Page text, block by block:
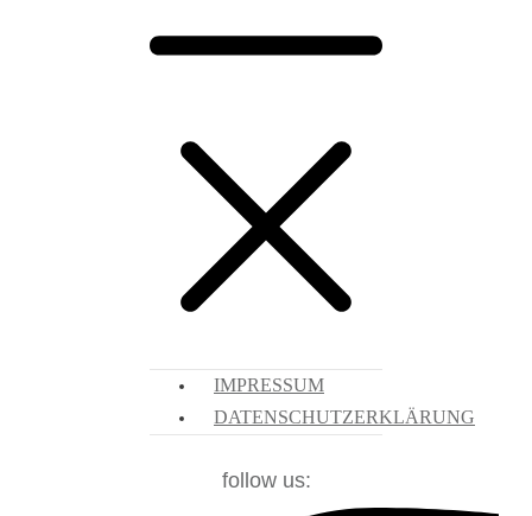
IMPRESSUM
DATENSCHUTZERKLÄRUNG
follow us: